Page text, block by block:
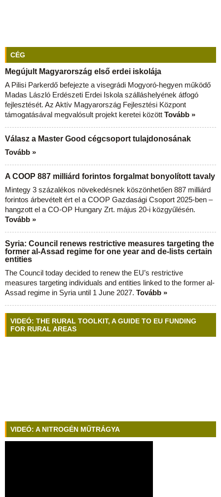
CÉG
Megújult Magyarország első erdei iskolája
A Pilisi Parkerdő befejezte a visegrádi Mogyoró-hegyen működő
Madas László Erdészeti Erdei Iskola szálláshelyének átfogó
fejlesztését. Az Aktív Magyarország Fejlesztési Központ
támogatásával megvalósult projekt keretei között Tovább »
Válasz a Master Good cégcsoport tulajdonosának
Tovább »
A COOP 887 milliárd forintos forgalmat bonyolított tavaly
Mintegy 3 százalékos növekedésnek köszönhetően 887 milliárd
forintos árbevételt ért el a COOP Gazdasági Csoport 2025-ben –
hangzott el a CO-OP Hungary Zrt. május 20-i közgyűlésén.
Tovább »
Syria: Council renews restrictive measures targeting the
former al-Assad regime for one year and de-lists certain
entities
The Council today decided to renew the EU’s restrictive
measures targeting individuals and entities linked to the former al-
Assad regime in Syria until 1 June 2027. Tovább »
VIDEÓ: THE RURAL TOOLKIT, A GUIDE TO EU FUNDING
FOR RURAL AREAS
VIDEÓ: A NITROGÉN MŰTRÁGYA